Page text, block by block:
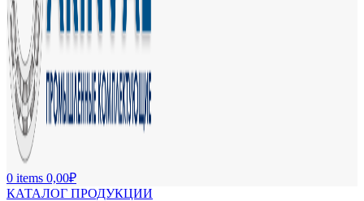
0 items 0,00₽
КАТАЛОГ ПРОДУКЦИИ